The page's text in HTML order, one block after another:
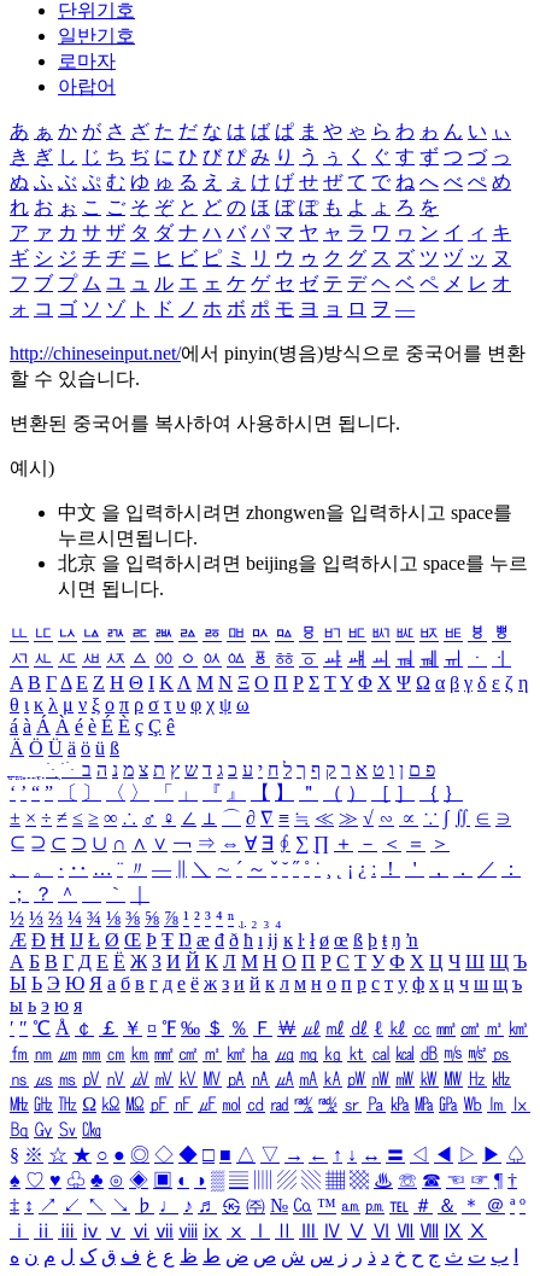
단위기호
일반기호
로마자
아랍어
あ ぁ か が さ ざ た だ な は ば ぱ ま や ゃ ら わ ゎ ん い ぃ
き ぎ し じ ち ぢ に ひ び ぴ み り う ぅ く ぐ す ず つ づ っ
ぬ ふ ぶ ぷ む ゆ ゅ る え ぇ け げ せ ぜ て で ね へ べ ぺ め
れ お ぉ こ ご そ ぞ と ど の ほ ぼ ぽ も よ ょ ろ を
ア ァ カ サ ザ タ ダ ナ ハ バ パ マ ヤ ャ ラ ワ ヮ ン イ ィ キ
ギ シ ジ チ ヂ ニ ヒ ビ ピ ミ リ ウ ゥ ク グ ス ズ ツ ヅ ッ ヌ
フ ブ プ ム ユ ュ ル エ ェ ケ ゲ セ ゼ テ デ ヘ ベ ペ メ レ オ
ォ コ ゴ ソ ゾ ト ド ノ ホ ボ ポ モ ヨ ョ ロ ヲ ―
http://chineseinput.net/에서 pinyin(병음)방식으로 중국어를 변환
할 수 있습니다.
변환된 중국어를 복사하여 사용하시면 됩니다.
예시)
中文 을 입력하시려면 zhongwen을 입력하시고 space를
누르시면됩니다.
北京 을 입력하시려면 beijing을 입력하시고 space를 누르
시면 됩니다.
ㅥ ㅦ ㅧ ㅨ ㅩ ㅪ ㅫ ㅬ ㅭ ㅮ ㅯ ㅰ ㅱ ㅲ ㅳ ㅴ ㅵ ㅶ ㅷ ㅸ
ㅹ
ㅺ ㅻ ㅼ ㅽ ㅾ ㅿ ㆀ ㆁ ㆂ ㆃ ㆄ ㆅ ㆆ ㆇ ㆈ ㆉ ㆊ ㆋ ㆌ ㆍ
ㆎ
Α Β ΓΔ Ε Ζ Η Θ Ι ΚΛ Μ Ν Ξ Ο Π Ρ Σ ΤΥ Φ Χ Ψ Ω α β γ δ ε ζ η
θ ι κ λ μ ν ξ ο π ρ σ τ υ φ χ ψ ω
á à Á À é è É È ç Ç ê
Ä Ö Ü ä ö ü ß
ִֶֹ ֻּ ׁׂ פ ם ן ו ט א ר ק ף ך ל ח י ע כ ג ד ש ץ ת צ מ נ ה ב
‘ ’ “ ” 〔 〕 〈 〉 「 」 『 』 【 】 ＂ （ ） ［ ］ ｛ ｝
± × ÷ ≠ ≤ ≥ ∞ ∴ ♂ ♀ ∠ ⊥ ⌒ ∂ ∇ ≡ ≒ ≪ ≫ √ ∽ ∝ ∵ ∫ ∬ ∈ ∋
⊆ ⊇ ⊂ ⊃ ∪ ∩ ∧ ∨ ￢ ⇒ ⇔ ∀ ∃ ∮ ∑ ∏ ＋ － ＜ ＝
＞
、
。 · ‥ … ¨ 〃 ― ＼ ∼ ´ ～ ˇ ˘ ˝ ˚ ˙ ¸ ¡ ¿ ː ！ ＇ ， ． ／
：
；
？ ＾ ｀
½ ⅓ ⅔ ¼ ¾ ⅛ ⅜ ⅝ ⅞ ¹ ² ³ ⁴ ⁿ ₁ ₂ ₃ ₄
Æ Ð Ħ Ĳ Ł Ø Œ Þ Ŧ Ŋ æ đ ð ħ ı ĳ ĸ ŀ ł ø œ ß þ ŧ ŋ ŉ
А Б В Г Д Е Ё Ж З И Й К Л М Н О П Р С Т У Ф Х Ц Ч Ш Щ Ъ
Ы Ь Э Ю Я а б в г д е ё ж з и й к л м н о п р с т у ф х ц ч ш щ ъ
ы ь э ю я
′ ″ ℃ Å ￠ ￡ ￥ ¤ ℉ ‰ ＄ ％ Ｆ ￦ ㎕ ㎖ ㎗ ℓ ㎘ ㏄ ㎣ ㎤ ㎥ ㎦
㎙ ㎚ ㎛ ㎜ ㎝ ㎞ ㎟ ㎠ ㎡ ㎢ ㏊ ㎍ ㎎ ㎏ ㏏ ㎈ ㎉ ㏈ ㎧ ㎨ ㎰
㎱ ㎲ ㎳ ㎴ ㎵ ㎶ ㎷ ㎸ ㎹ ㎀ ㎁ ㎂ ㎃ ㎄ ㎺ ㎻ ㎽ ㎾ ㎿ ㎐ ㎑
㎒ ㎓ ㎔ Ω ㏀ ㏁ ㎊ ㎋ ㎌ ㏖ ㏅ ㎭ ㎮ ㎯ ㏛ ㎩ ㎪ ㎫ ㎬ ㏝ ㏐
㏓
㏃ ㏉ ㏜ ㏆
§ ※ ☆ ★ ○ ● ◎ ◇ ◆ □ ■ △ ▽ → ← ↑ ↓ ↔ 〓 ◁ ◀ ▷ ▶ ♤
♠ ♡ ♥ ♧ ♣ ⊙ ◈ ▣ ◐ ◑ ▒ ▤ ▨ ▧ ▦ ▩ ♨ ☏ ☎ ☜ ☞ ¶ †
‡ ↕ ↗ ↙ ↖ ↘ ♭ ♩ ♪ ♬ ㉿ ㈜ № ㏇ ™ ㏂ ㏘ ℡ ＃ ＆ ＊ ＠ ª º
ⅰ
ⅱ ⅲ ⅳ ⅴ ⅵ ⅶ ⅷ ⅸ ⅹ Ⅳ Ⅴ Ⅵ Ⅶ Ⅷ Ⅸ Ⅹ
ب ت ث ج ح خ د ذ ر ز س ش ص ض ط ظ ع غ ف ق ک ل م ن ه